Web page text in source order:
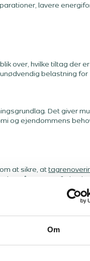
Om
lavere
over, hvilke tiltag der
belastning for
Det giver
og ejendommens
at sikre, at
på alt, der foregår